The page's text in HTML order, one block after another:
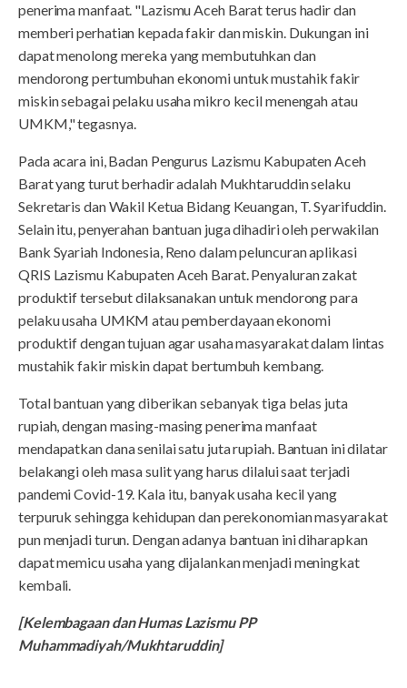
penerima manfaat. "Lazismu Aceh Barat terus hadir dan
memberi perhatian kepada fakir dan miskin. Dukungan ini
dapat menolong mereka yang membutuhkan dan
mendorong pertumbuhan ekonomi untuk mustahik fakir
miskin sebagai pelaku usaha mikro kecil menengah atau
UMKM," tegasnya.
Pada acara ini, Badan Pengurus Lazismu Kabupaten Aceh
Barat yang turut berhadir adalah Mukhtaruddin selaku
Sekretaris dan Wakil Ketua Bidang Keuangan, T. Syarifuddin.
Selain itu, penyerahan bantuan juga dihadiri oleh perwakilan
Bank Syariah Indonesia, Reno dalam peluncuran aplikasi
QRIS Lazismu Kabupaten Aceh Barat. Penyaluran zakat
produktif tersebut dilaksanakan untuk mendorong para
pelaku usaha UMKM atau pemberdayaan ekonomi
produktif dengan tujuan agar usaha masyarakat dalam lintas
mustahik fakir miskin dapat bertumbuh kembang.
Total bantuan yang diberikan sebanyak tiga belas juta
rupiah, dengan masing-masing penerima manfaat
mendapatkan dana senilai satu juta rupiah. Bantuan ini dilatar
belakangi oleh masa sulit yang harus dilalui saat terjadi
pandemi Covid-19. Kala itu, banyak usaha kecil yang
terpuruk sehingga kehidupan dan perekonomian masyarakat
pun menjadi turun. Dengan adanya bantuan ini diharapkan
dapat memicu usaha yang dijalankan menjadi meningkat
kembali.
[Kelembagaan dan Humas Lazismu PP
Muhammadiyah/Mukhtaruddin]